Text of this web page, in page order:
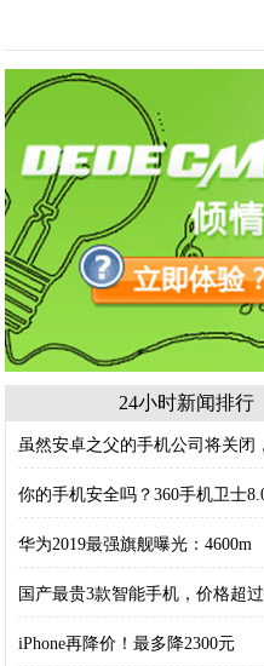
24小时新闻排行
虽然安卓之父的手机公司将关闭
你的手机安全吗？360手机卫士
华为2019最强旗舰曝光：4600m
国产最贵3款智能手机，价格超
iPhone再降价！最多降2300元